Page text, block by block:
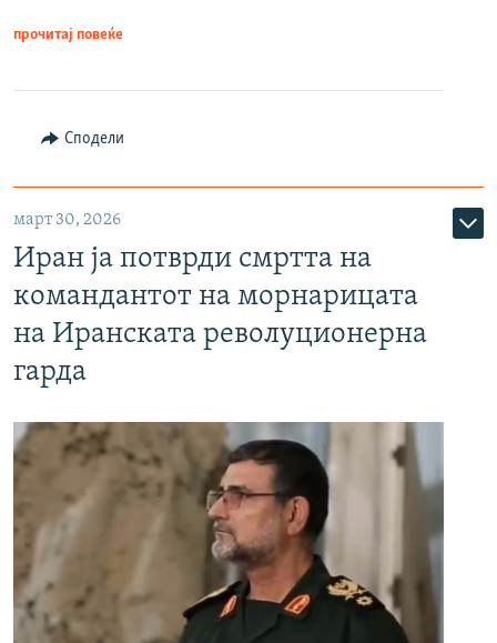
прочитај повеќе
Сподели
март 30, 2026
Иран ја потврди смртта на
командантот на морнарицата
на Иранската револуционерна
гарда